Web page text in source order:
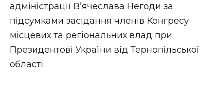
адміністрації В’ячеслава Негоди за
підсумками засідання членів Конгресу
місцевих та регіональних влад при
Президентові України від Тернопільської
області.